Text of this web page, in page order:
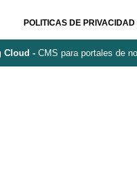
POLITICAS DE PRIVACIDAD
Cloud - CMS para portales de